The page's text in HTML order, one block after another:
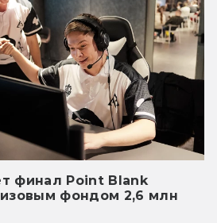
финал Point Blank
фондом 2,6 млн